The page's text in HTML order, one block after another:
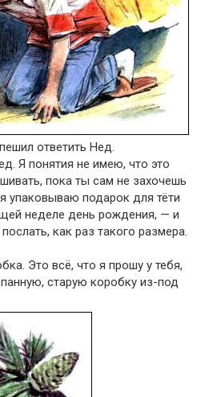
ответить Нед.
Я понятия не имею, что это
пока ты сам не захочешь
упаковываю подарок для тёти
неделе день рождения, — и
как раз такого размера.
Это всё, что я прошу у тебя,
старую коробку из-под